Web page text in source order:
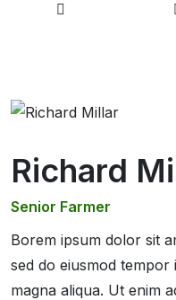
Richard
Senior Farmer
Borem ipsum dolor sit
sed do eiusmod
magna aliqua. Ut enim